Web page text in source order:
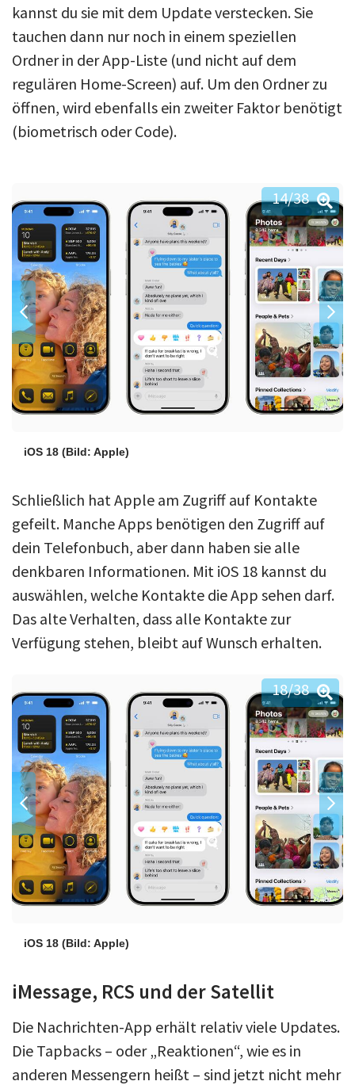
kannst du sie mit dem Update verstecken. Sie
tauchen dann nur noch in einem speziellen
Ordner in der App-Liste (und nicht auf dem
regulären Home-Screen) auf. Um den Ordner zu
öffnen, wird ebenfalls ein zweiter Faktor benötigt
(biometrisch oder Code).
iOS 18 (Bild: Apple)
14/38
Schließlich hat Apple am Zugriff auf Kontakte
gefeilt. Manche Apps benötigen den Zugriff auf
dein Telefonbuch, aber dann haben sie alle
denkbaren Informationen. Mit iOS 18 kannst du
auswählen, welche Kontakte die App sehen darf.
Das alte Verhalten, dass alle Kontakte zur
Verfügung stehen, bleibt auf Wunsch erhalten.
iOS 18 (Bild: Apple)
18/38
iMessage, RCS und der Satellit
Die Nachrichten-App erhält relativ viele Updates.
Die Tapbacks – oder „Reaktionen“, wie es in
anderen Messengern heißt – sind jetzt nicht mehr